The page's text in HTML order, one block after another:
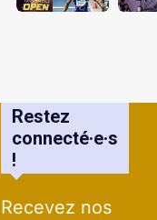
Restez
connecté·e·s
!
Recevez nos